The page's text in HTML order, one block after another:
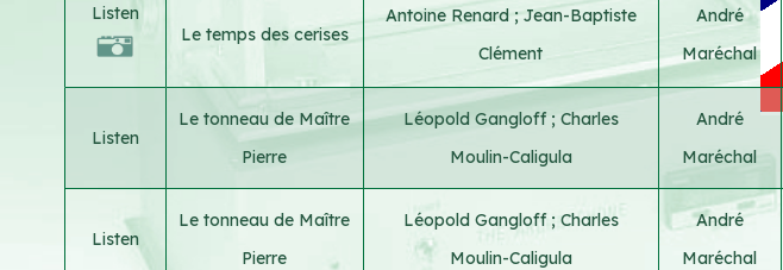
Listen
Le temps des cerises
Antoine Renard ;Jean-Baptiste
Clément
André
Maréchal
Listen
Le tonneau de Maître
Pierre
Léopold Gangloff ; Charles
Moulin-Caligula
André
Maréchal
Listen
Le tonneau de Maître
Pierre
Léopold Gangloff ; Charles
Moulin-Caligula
André
Maréchal